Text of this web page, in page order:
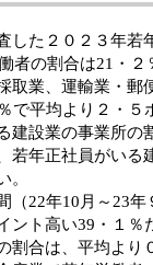
した２０２３年若
者の割合は21・
取業、運輸業・郵
で平均より２・５
建設業の事業所の
若年正社員がいる
。
22年10月～23年
ント高い39・１
割合は、平均より